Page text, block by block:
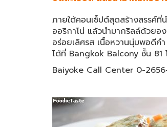
ภายใต้คอนเซ็ปต์สุดสร้างสรรค์
ออริกาโน่ แล้วนำมากริลล์ด้วยอ
อร่อยเลิศรส เนื้อหวานนุ่มพอดีค
ได้ที่ Bangkok Balcony ชั้น 81
Baiyoke Call Center 0-